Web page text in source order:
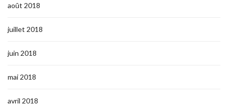
août 2018
juillet 2018
juin 2018
mai 2018
avril 2018